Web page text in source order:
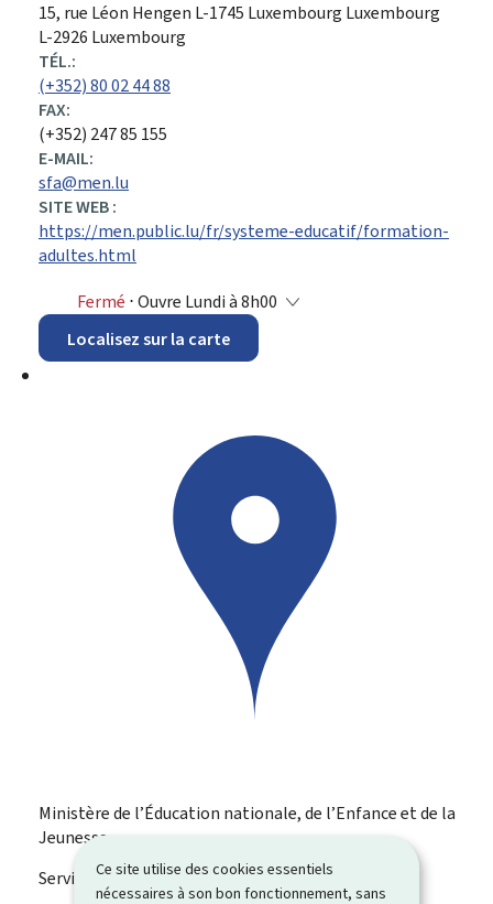
Ce site utilise des cookies essentiels
nécessaires à son bon fonctionnement, sans
ADRESSE
:
15, rue Léon Hengen L-1745 Luxembourg Luxembourg
L-2926 Luxembourg
TÉL.:
(+352) 80 02 44 88
FAX:
(+352) 247 85 155
E-MAIL:
sfa@men.lu
SITE WEB :
https://men.public.lu/fr/systeme-educatif/formation-
adultes.html
Fermé ⋅ Ouvre Lundi à 8h00
Localisez sur la carte
Ministère de l’Éducation nationale, de l’Enfance et de la
Jeunesse
Service de la formation professionnelle